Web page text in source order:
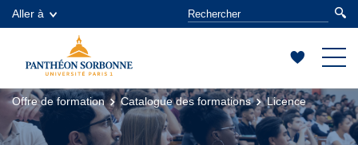
Aller à
Offre de formation Catalogue des formations Licence